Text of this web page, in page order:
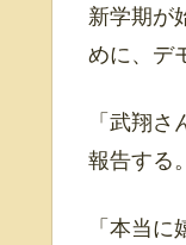
新学期が
めに、デ
「武翔
報告する。
「本当